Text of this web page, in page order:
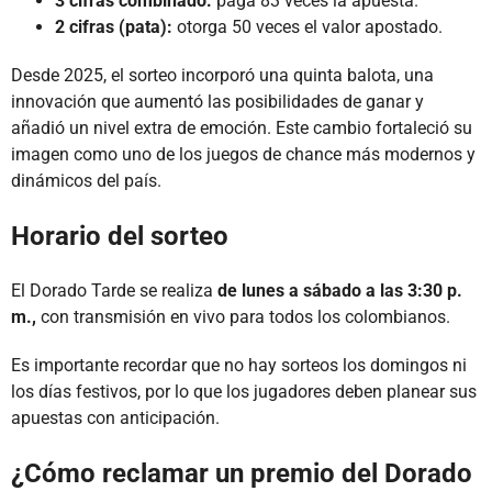
2 cifras (pata): otorga 50 veces el valor apostado.
Desde 2025, el sorteo incorporó una quinta balota, una
innovación que aumentó las posibilidades de ganar y
añadió un nivel extra de emoción. Este cambio fortaleció su
imagen como uno de los juegos de chance más modernos y
dinámicos del país.
Horario del sorteo
El Dorado Tarde se realiza de lunes a sábado a las 3:30 p.
m., con transmisión en vivo para todos los colombianos.
Es importante recordar que no hay sorteos los domingos ni
los días festivos, por lo que los jugadores deben planear sus
apuestas con anticipación.
¿Cómo reclamar un premio del Dorado